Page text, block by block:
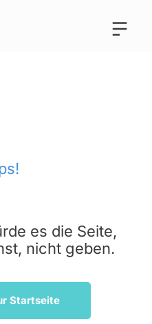
es die Seite,
nicht geben.
Startseite